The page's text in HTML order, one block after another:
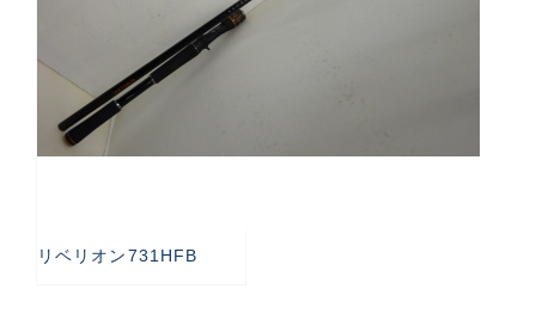
リベリオン731HFB